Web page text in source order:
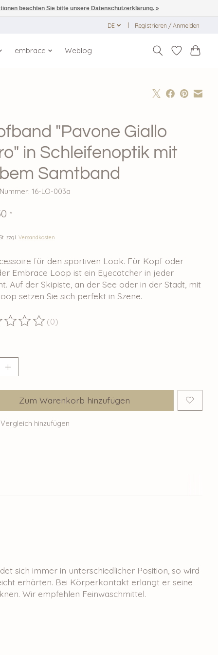
DE Registrieren / Anmelden
embrace Weblog
"Pavone Giallo
in Schleifenoptik mit
Samtband
16-LO-003a
*
zzgl. Versandkosten
für den sportiven Look. Für Kopf oder
Embrace Loop ist ein Eyecatcher in jeder
Auf der Skipiste, an der See oder in der Stadt, mit
setzen Sie sich perfekt in Szene.
dieses Produkts ist
(0)
Zum Warenkorb hinzufügen
hinzufügen
sich immer in unterschiedlicher Position, so wird
erhärten. Bei Körperkontakt erlangt er seine
Wir empfehlen Feinwaschmittel.
beachten Sie bitte unsere Datenschutzerklärung. »